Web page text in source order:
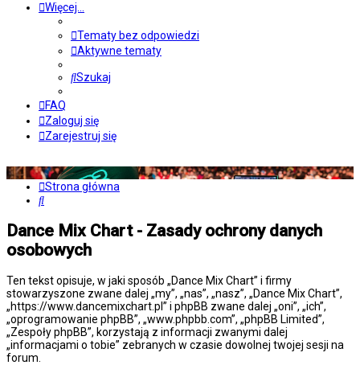
Więcej…
Tematy bez odpowiedzi
Aktywne tematy
Szukaj
FAQ
Zaloguj się
Zarejestruj się
Strona główna
Szukaj
Dance Mix Chart - Zasady ochrony danych
osobowych
Ten tekst opisuje, w jaki sposób „Dance Mix Chart” i firmy
stowarzyszone zwane dalej „my”, „nas”, „nasz”, „Dance Mix Chart”,
„https://www.dancemixchart.pl” i phpBB zwane dalej „oni”, „ich”,
„oprogramowanie phpBB”, „www.phpbb.com”, „phpBB Limited”,
„Zespoły phpBB”, korzystają z informacji zwanymi dalej
„informacjami o tobie” zebranych w czasie dowolnej twojej sesji na
forum.